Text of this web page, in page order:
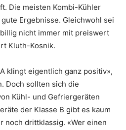
Die meisten Kombi-Kühler
Ergebnisse. Gleichwohl sei
nicht immer mit preiswert
Kluth-Kosnik.
klingt eigentlich ganz positiv»,
Doch sollten sich die
Kühl- und Gefriergeräten
der Klasse B gibt es kaum
noch drittklassig. «Wer einen